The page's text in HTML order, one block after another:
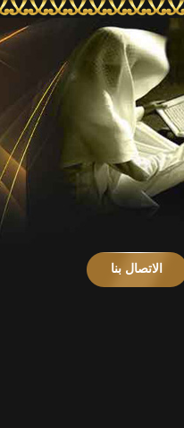
الاتصال بنا